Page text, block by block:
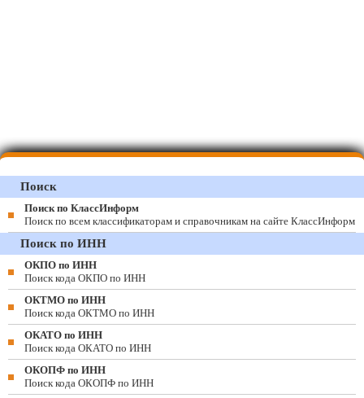
Поиск
Поиск по КлассИнформ
Поиск по всем классификаторам и справочникам на сайте КлассИнформ
Поиск по ИНН
ОКПО по ИНН
Поиск кода ОКПО по ИНН
ОКТМО по ИНН
Поиск кода ОКТМО по ИНН
ОКАТО по ИНН
Поиск кода ОКАТО по ИНН
ОКОПФ по ИНН
Поиск кода ОКОПФ по ИНН